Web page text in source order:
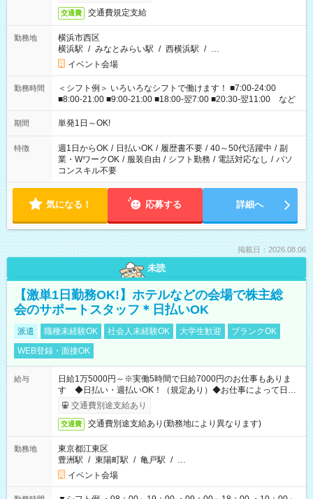
交通費 交通費規定支給
勤務地
横浜市西区
横浜駅 / みなとみらい駅 / 西横浜駅 / …
イベント会場
勤務時間
＜シフト例＞ いろいろなシフトで働けます！ ■7:00-24:00
■8:00-21:00 ■9:00-21:00 ■18:00-翌7:00 ■20:30-翌11:00 など
期間 単発1日～OK!
特徴 週1日からOK / 日払いOK / 履歴書不要 / 40～50代活躍中 / 副
業・WワークOK / 服装自由 / シフト勤務 / 電話対応なし / パソ
コンスキル不要
気になる！ 応募する 詳細へ
掲載日：2026.08.06
未読
【激単1日勤務OK!】ホテルなどの会場で株主総
会のサポートスタッフ＊日払いOK
派遣 職種未経験OK 社会人未経験OK 大学生歓迎
ブランクOK
WEB登録・面接OK
給与
日給1万5000円～※実働5時間で日給7000円のお仕事もありま
す ◆日払い・週払いOK！（規定あり）◆お仕事によって日給
も異なります
交通費別途支給あり
交通費 交通費別途支給あり(勤務地により異なります)
勤務地
東京都江東区
豊洲駅 / 東陽町駅 / 亀戸駅 / …
イベント会場